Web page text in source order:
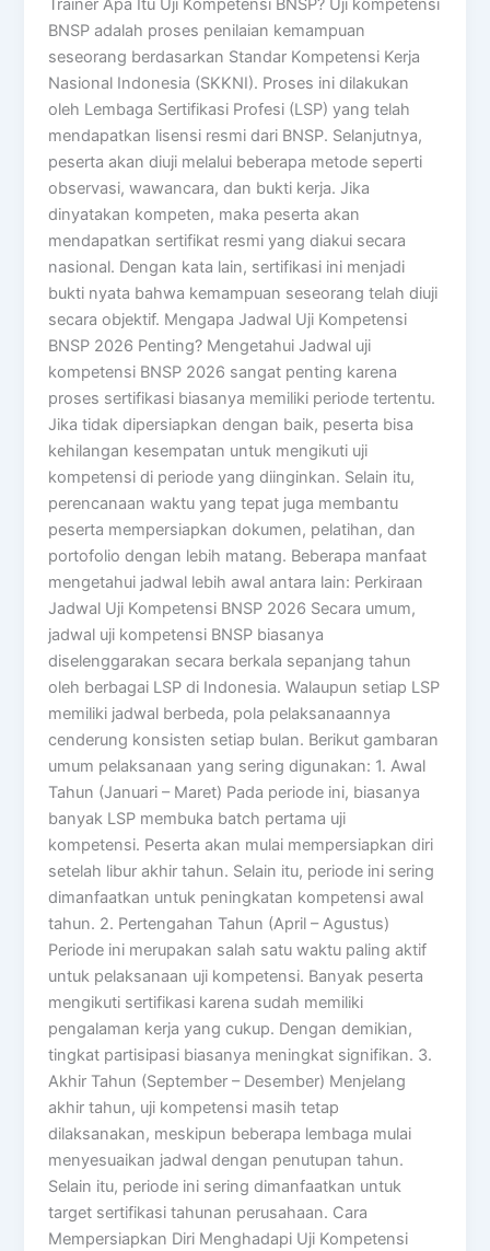
Trainer Apa Itu Uji Kompetensi BNSP? Uji kompetensi
BNSP adalah proses penilaian kemampuan
seseorang berdasarkan Standar Kompetensi Kerja
Nasional Indonesia (SKKNI). Proses ini dilakukan
oleh Lembaga Sertifikasi Profesi (LSP) yang telah
mendapatkan lisensi resmi dari BNSP. Selanjutnya,
peserta akan diuji melalui beberapa metode seperti
observasi, wawancara, dan bukti kerja. Jika
dinyatakan kompeten, maka peserta akan
mendapatkan sertifikat resmi yang diakui secara
nasional. Dengan kata lain, sertifikasi ini menjadi
bukti nyata bahwa kemampuan seseorang telah diuji
secara objektif. Mengapa Jadwal Uji Kompetensi
BNSP 2026 Penting? Mengetahui Jadwal uji
kompetensi BNSP 2026 sangat penting karena
proses sertifikasi biasanya memiliki periode tertentu.
Jika tidak dipersiapkan dengan baik, peserta bisa
kehilangan kesempatan untuk mengikuti uji
kompetensi di periode yang diinginkan. Selain itu,
perencanaan waktu yang tepat juga membantu
peserta mempersiapkan dokumen, pelatihan, dan
portofolio dengan lebih matang. Beberapa manfaat
mengetahui jadwal lebih awal antara lain: Perkiraan
Jadwal Uji Kompetensi BNSP 2026 Secara umum,
jadwal uji kompetensi BNSP biasanya
diselenggarakan secara berkala sepanjang tahun
oleh berbagai LSP di Indonesia. Walaupun setiap LSP
memiliki jadwal berbeda, pola pelaksanaannya
cenderung konsisten setiap bulan. Berikut gambaran
umum pelaksanaan yang sering digunakan: 1. Awal
Tahun (Januari – Maret) Pada periode ini, biasanya
banyak LSP membuka batch pertama uji
kompetensi. Peserta akan mulai mempersiapkan diri
setelah libur akhir tahun. Selain itu, periode ini sering
dimanfaatkan untuk peningkatan kompetensi awal
tahun. 2. Pertengahan Tahun (April – Agustus)
Periode ini merupakan salah satu waktu paling aktif
untuk pelaksanaan uji kompetensi. Banyak peserta
mengikuti sertifikasi karena sudah memiliki
pengalaman kerja yang cukup. Dengan demikian,
tingkat partisipasi biasanya meningkat signifikan. 3.
Akhir Tahun (September – Desember) Menjelang
akhir tahun, uji kompetensi masih tetap
dilaksanakan, meskipun beberapa lembaga mulai
menyesuaikan jadwal dengan penutupan tahun.
Selain itu, periode ini sering dimanfaatkan untuk
target sertifikasi tahunan perusahaan. Cara
Mempersiapkan Diri Menghadapi Uji Kompetensi